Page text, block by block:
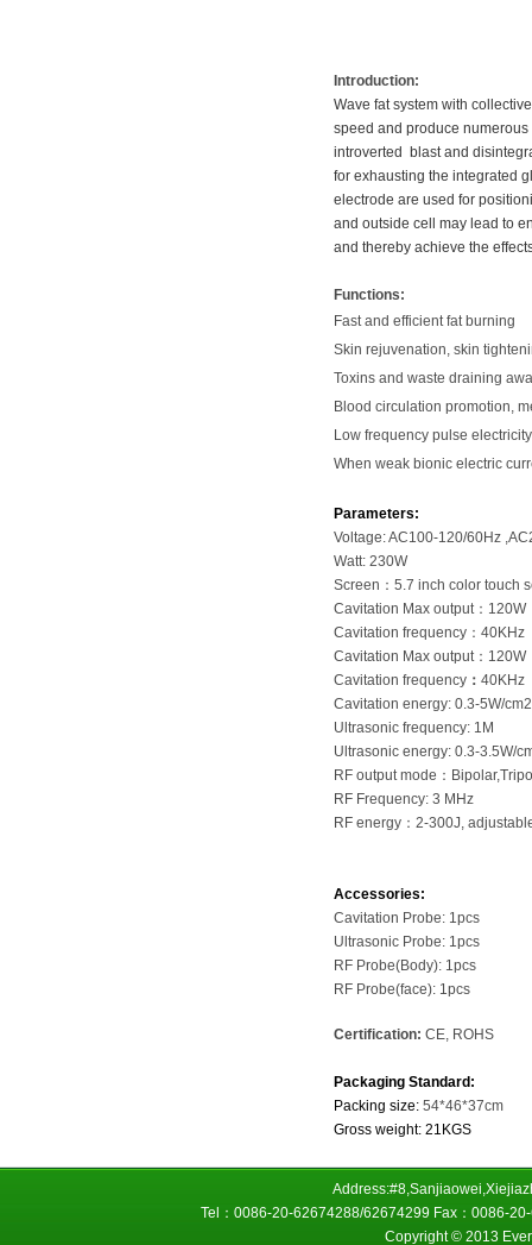
Introduction:
Wave fat system with
speed and produce
introverted blast and
for exhausting the integrated
electrode are used for
and outside cell may lead to
and thereby achieve the
Functions:
Fast and efficient fat burning
Skin rejuvenation, skin
Toxins and waste draining
Blood circulation promotion,
Low frequency pulse
When weak bionic electric
Parameters:
Voltage: AC100-120/60Hz
Watt: 230W
Screen ： 5.7 inch color touch
Cavitation Max output： 120W
Cavitation frequency ： 40KHz
Cavitation Max output： 120W
Cavitation frequency ： 40KHz
Cavitation energy: 0.3-5W/cm2
Ultrasonic frequency: 1M
Ultrasonic energy: 0.3-3.5W/
RF output mode ：
RF Frequency: 3 MHz
RF energy ： 2-300J,
Accessories:
Cavitation Probe: 1pcs
Ultrasonic Probe: 1pcs
RF Probe(Body): 1pcs
RF Probe(face): 1pcs
Certification: CE, ROHS
Packaging Standard:
Packing size: 54*46*37cm
Gross weight: 21KGS
Tel：0086-20-62674288/62674299 Fax：0086-
Copyright © 2013